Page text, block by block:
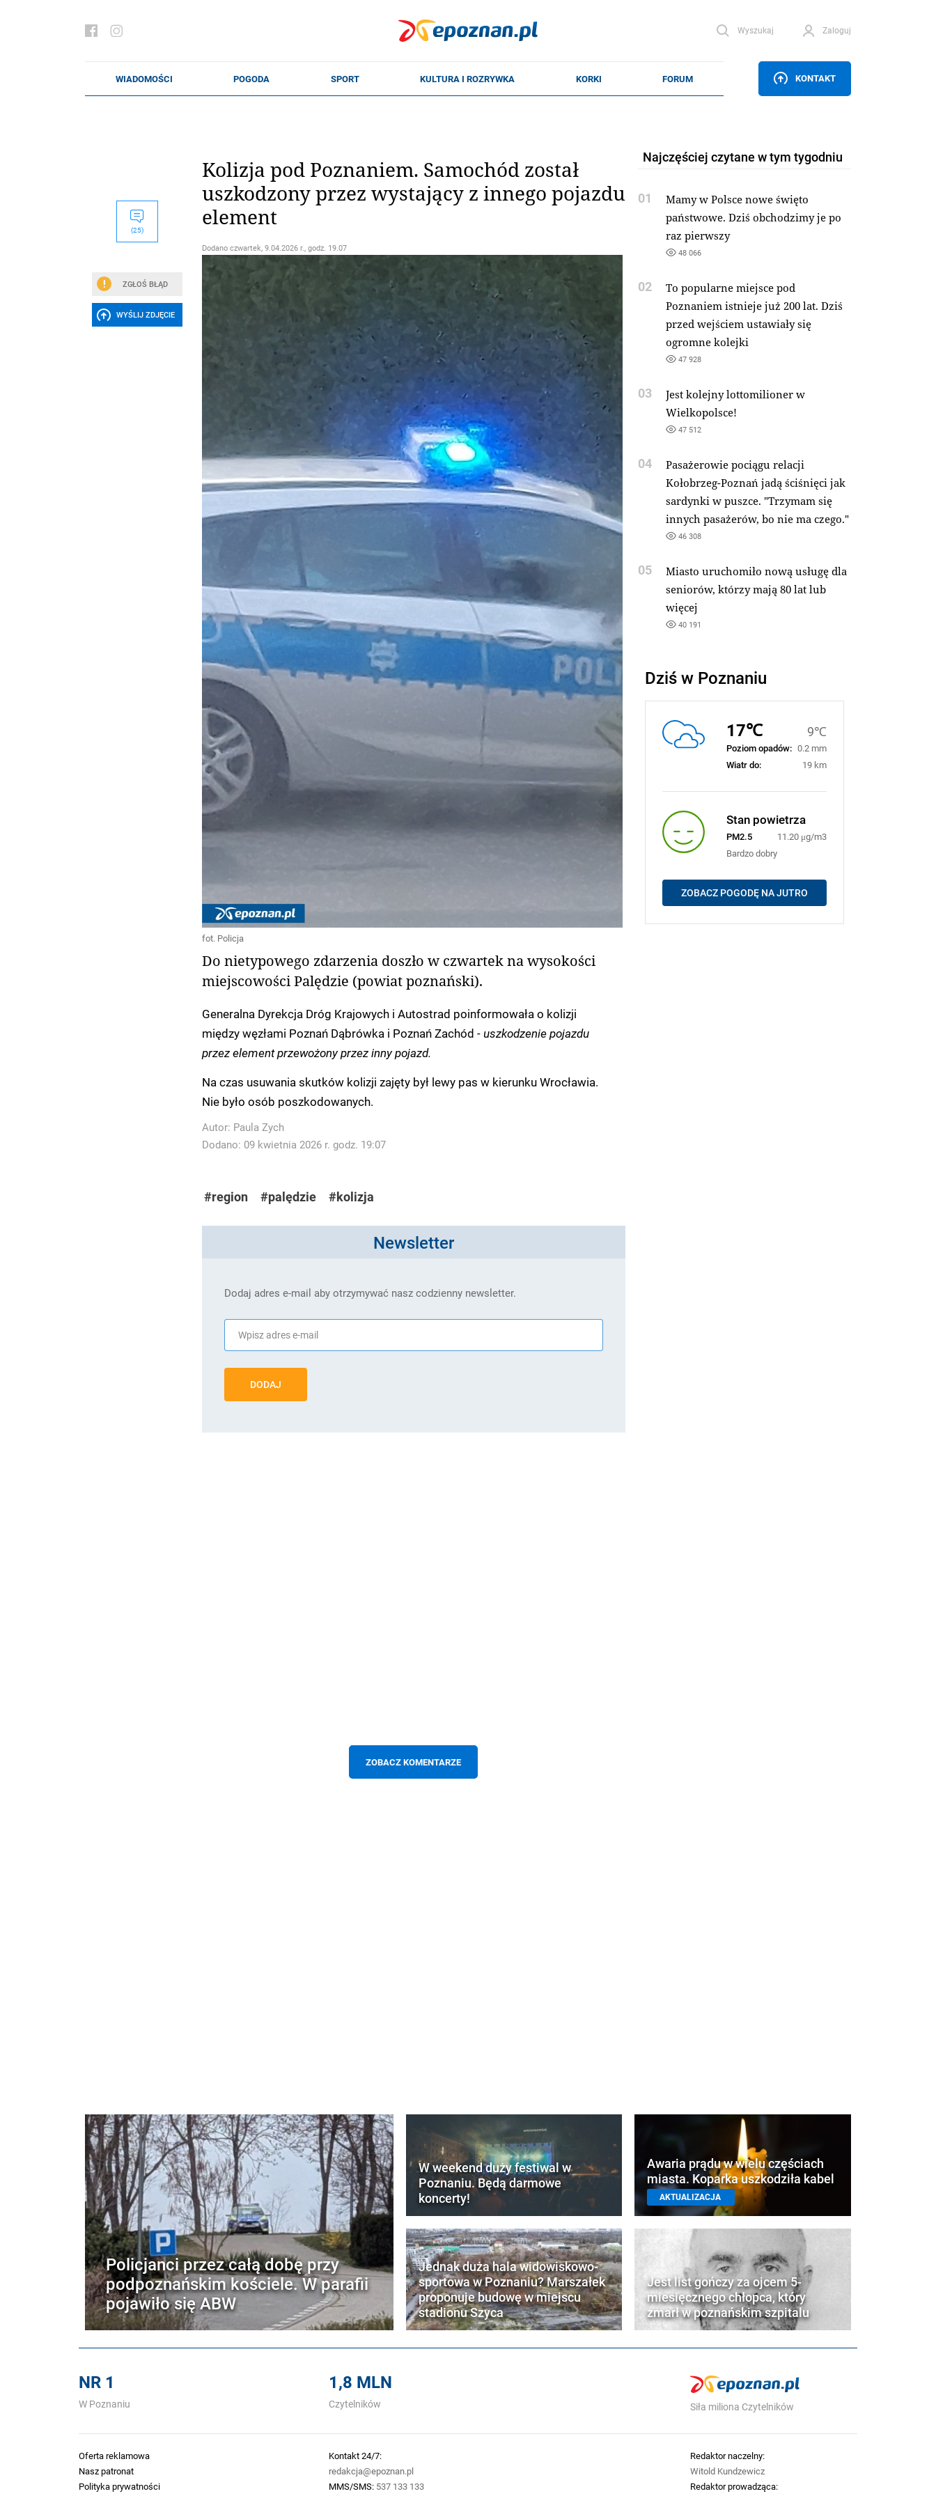
Wyszukaj Zaloguj
KONTAKT
(25)
ZGŁOŚ BŁĄD
WYŚLIJ ZDJĘCIE
Kolizja pod Poznaniem. Samochód został
uszkodzony przez wystający z innego pojazdu
element
Dodano czwartek, 9.04.2026 r., godz. 19.07
fot. Policja
Do nietypowego zdarzenia doszło w czwartek na wysokości
miejscowości Palędzie (powiat poznański).
Generalna Dyrekcja Dróg Krajowych i Autostrad poinformowała o kolizji
między węzłami Poznań Dąbrówka i Poznań Zachód - uszkodzenie pojazdu
przez element przewożony przez inny pojazd.
Na czas usuwania skutków kolizji zajęty był lewy pas w kierunku Wrocławia.
Nie było osób poszkodowanych.
Autor: Paula Zych
Dodano: 09 kwietnia 2026 r. godz. 19:07
#region #palędzie #kolizja
Newsletter
Dodaj adres e-mail aby otrzymywać nasz codzienny newsletter.
DODAJ
ZOBACZ KOMENTARZE
Najczęściej czytane w tym tygodniu
01
Mamy w Polsce nowe święto
państwowe. Dziś obchodzimy je po
raz pierwszy
48 066
02
To popularne miejsce pod
Poznaniem istnieje już 200 lat. Dziś
przed wejściem ustawiały się
ogromne kolejki
47 928
03
Jest kolejny lottomilioner w
Wielkopolsce!
47 512
04
Pasażerowie pociągu relacji
Kołobrzeg-Poznań jadą ściśnięci jak
sardynki w puszce. "Trzymam się
innych pasażerów, bo nie ma czego."
46 308
05
Miasto uruchomiło nową usługę dla
seniorów, którzy mają 80 lat lub
więcej
40 191
Dziś w Poznaniu
17℃ 9℃
Poziom opadów: 0.2 mm
Wiatr do:
19 km
Stan powietrza
PM2.5
11.20 μg/m3
Bardzo dobry
ZOBACZ POGODĘ NA JUTRO
Policjanci przez całą dobę przy
podpoznańskim kościele. W parafii
pojawiło się ABW
W weekend duży festiwal w
Poznaniu. Będą darmowe
koncerty!
Jednak duża hala widowiskowo-
sportowa w Poznaniu? Marszałek
proponuje budowę w miejscu
stadionu Szyca
Awaria prądu w wielu częściach
miasta. Koparka uszkodziła kabel
AKTUALIZACJA
Jest list gończy za ojcem 5-
miesięcznego chłopca, który
zmarł w poznańskim szpitalu
NR 1
W Poznaniu
1,8 MLN
Czytelników Siła miliona Czytelników
Oferta reklamowa
Nasz patronat
Polityka prywatności
Kontakt 24/7:
redakcja@epoznan.pl
MMS/SMS: 537 133 133
Redaktor naczelny:
Witold Kundzewicz
Redaktor prowadząca: